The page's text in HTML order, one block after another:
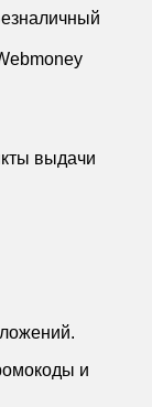
выдачи
и